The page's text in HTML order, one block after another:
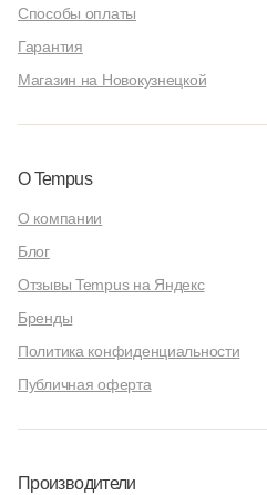
Способы оплаты
Гарантия
Магазин на Новокузнецкой
О Tempus
О компании
Блог
Отзывы Tempus на Яндекс
Бренды
Политика конфиденциальности
Публичная оферта
Производители